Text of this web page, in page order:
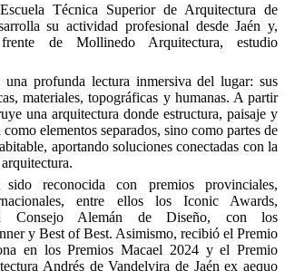
Técnica Superior de Arquitectura de
su actividad profesional desde Jaén y,
de Mollinedo Arquitectura, estudio
una profunda lectura inmersiva del lugar: sus
materiales, topográficas y humanas. A partir
una arquitectura donde estructura, paisaje y
elementos separados, sino como partes de
aportando soluciones conectadas con la
reconocida con premios provinciales,
entre ellos los Iconic Awards,
Consejo Alemán de Diseño, con los
y Best of Best. Asimismo, recibió el Premio
en los Premios Macael 2024 y el Premio
Andrés de Vandelvira de Jaén ex aequo